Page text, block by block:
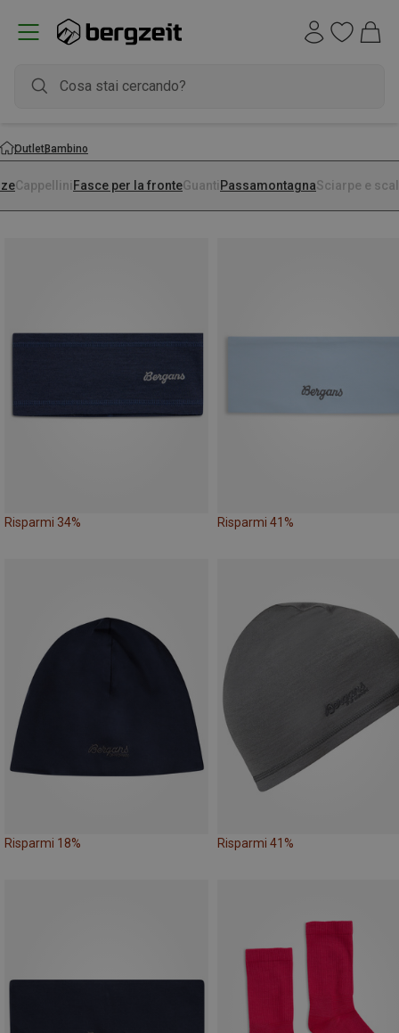
OutletBambino
Cappellini Fasce per la fronteGuanti PassamontagnaSciarpe e
Risparmi 34% Risparmi 41%
Risparmi 18% Risparmi 41%